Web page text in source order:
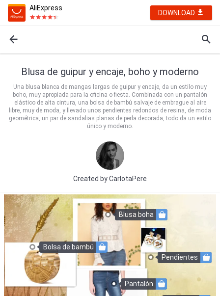
AliExpress
DOWNLOAD
Blusa de guipur y encaje, boho y moderno
Una blusa blanca de mangas largas de guipur y encaje, da un estilo muy
boho, muy apropiada para la oficina o fiesta. Combinada con un pantalón
elástico de alta cintura, una bolsa de bambú salvaje de embrague al aire
libre, muy de moda, y llevado unos pendientes redondos de resina, de moda
geométrica, un par de sandalias planas de perla decorada, todo da un estilo
único y moderno.
Created byCarlotaPere
Blusa boha
Pantalón
Bolsa de bambú
Pendientes